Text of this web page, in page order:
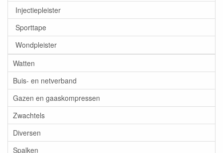
Injectiepleister
Sporttape
Wondpleister
Watten
Buis- en netverband
Gazen en gaaskompressen
Zwachtels
Diversen
Spalken